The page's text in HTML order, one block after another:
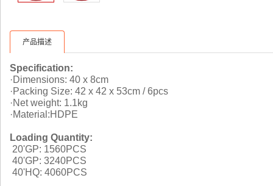
产品描述
Specification:
·Dimensions: 40 x 8cm
·Packing Size: 42 x 42 x 53cm / 6pcs
·Net weight: 1.1kg
·Material:HDPE
Loading Quantity:
20'GP: 1560PCS
40'GP: 3240PCS
40'HQ: 4060PCS